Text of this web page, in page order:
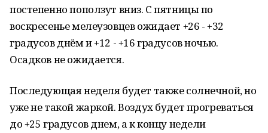
постепенно поползут вниз. С пятницы по
воскресенье мелеузовцев ожидает +26 - +32
градусов днём и +12 - +16 градусов ночью.
Осадков не ожидается.
Последующая неделя будет также солнечной, но
уже не такой жаркой. Воздух будет прогреваться
до +25 градусов днем, а к концу недели